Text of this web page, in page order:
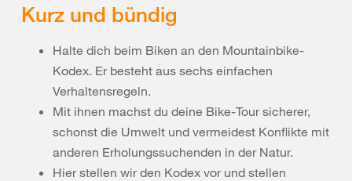
Kurz und bündig
Halte dich beim Biken an den Mountainbike-
Kodex. Er besteht aus sechs einfachen
Verhaltensregeln.
Mit ihnen machst du deine Bike-Tour sicherer,
schonst die Umwelt und vermeidest Konflikte mit
anderen Erholungssuchenden in der Natur.
Hier stellen wir den Kodex vor und stellen